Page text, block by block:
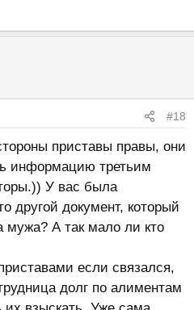
#18
приставы правы, они
информацию третьим
У вас была
другой документ, который
мужа? А так мало ли кто
если связался,
долг по алиментам